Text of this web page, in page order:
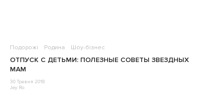
Подорожі Родина Шоу-бізнес
ОТПУСК С ДЕТЬМИ: ПОЛЕЗНЫЕ СОВЕТЫ ЗВЕЗДНЫХ
МАМ
30 Травня 2018
Jey Ro